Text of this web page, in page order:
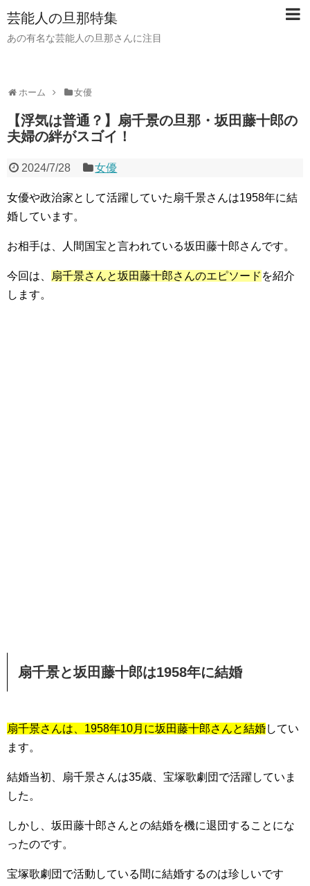
芸能人の旦那特集
あの有名な芸能人の旦那さんに注目
ホーム 女優
【浮気は普通？】扇千景の旦那・坂田藤十郎の
夫婦の絆がスゴイ！
2024/7/28 女優
女優や政治家として活躍していた扇千景さんは1958年に結
婚しています。
お相手は、 人間国宝と言われている坂田藤十郎さんです。
今回は、 扇千景さんと坂田藤十郎さんのエピソード を紹介
します。
扇千景と坂田藤十郎は1958年に結婚
扇千景さんは、1958年10月に坂田藤十郎さんと結婚してい
ます。
結婚当初、
扇千景さんは35歳、宝塚歌劇団で活躍していま
した。
しかし、 坂田藤十郎さんとの結婚を機に退団することにな
ったのです。
宝塚歌劇団で活動している間に結婚するのは珍しいです